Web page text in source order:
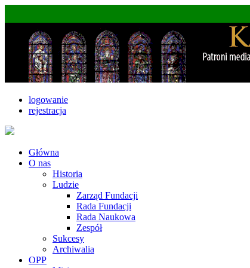
logowanie
rejestracja
Główna
O nas
Historia
Ludzie
Zarząd Fundacji
Rada Fundacji
Rada Naukowa
Zespół
Sukcesy
Archiwalia
OPP